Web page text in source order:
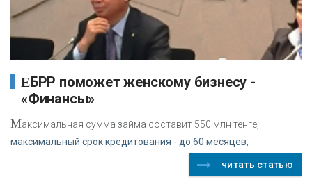
ЕБРР поможет женскому бизнесу -
«Финансы»
Максимальная сумма займа составит 550 млн тенге,
максимальный срок кредитования - до 60 месяцев,
читать статью